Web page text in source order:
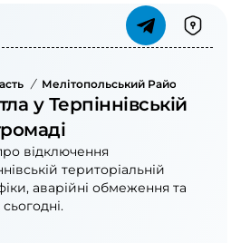
/ Мелітопольський Район
у Терпіннівській
відключення
територіальній
аварійні обмеження та